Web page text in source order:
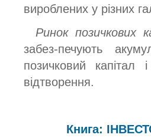
вироблених у різних
Ринок позичкових
забез-печують
позичковий капітал
відтворення.
Книга: